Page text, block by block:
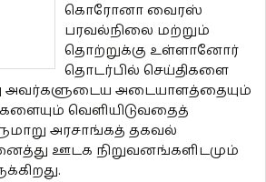
கொரோனா வைரஸ்
பரவல்நிலை மற்றும்
தொற்றுக்கு உள்ளானோர்
தொடர்பில் செய்திகளை
அவர்களுடைய அடையாளத்தையும்
வெளியிடுவதைத்
அரசாங்கத் தகவல்
ஊடக நிறுவனங்களிடமும்